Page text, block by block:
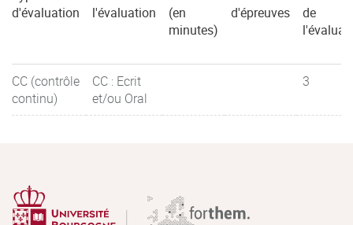
d'évaluation
l'évaluation
(en
minutes)
d'épreuves
de
CC (contrôle
continu)
CC : Ecrit
et/ou Oral
3